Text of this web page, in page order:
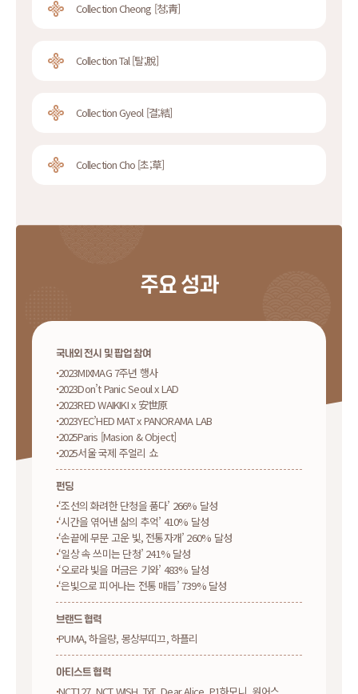
Collection Cheong [청;靑]
Collection Tal [탈;脫]
Collection Gyeol [결;結]
Collection Cho [초;草]
주요 성과
국내외 전시 및 팝업 참여
2023MIXMAG 7주년 행사
2023Don’t Panic Seoul x LAD
2023RED WAIKIKI x 安世原
2023YEC’HED MAT x PANORAMA LAB
2025Paris [Masion & Object]
2025서울 국제 주얼리 쇼
펀딩
‘조선의 화려한 단청을 품다’ 266% 달성
‘시간을 엮어낸 삶의 추억’ 410% 달성
‘손끝에 무문 고운 빛, 전통자개’ 260% 달성
‘일상 속 쓰미는 단청’ 241% 달성
‘오로라 빛을 머금은 기와’ 483% 달성
‘은빛으로 피어나는 전통 매듭’ 739% 달성
브랜드 협력
PUMA, 하을량, 몽상부띠끄, 하플리
아티스트 협력